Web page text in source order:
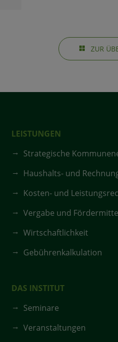
ZUR
LEISTUNGEN
Strategische
Haushalts- und
Kosten- und
Vergabe und
Wirtschaftlichkeit
Gebührenkalkulation
DAS INSTITUT
Seminare
Veranstaltungen